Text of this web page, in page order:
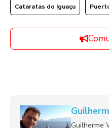
Cataratas do Iguaçu
Guilherme